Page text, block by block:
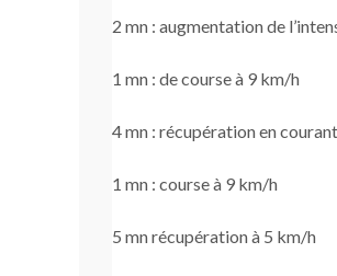
2 mn : augmentation de
1 mn : de course à 9 km/h
4 mn : récupération en
1 mn : course à 9 km/h
5 mn récupération à 5 km/h